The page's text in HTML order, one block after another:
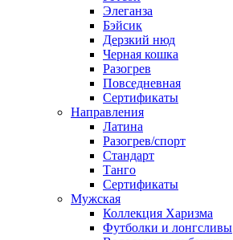
Элеганза
Бэйсик
Дерзкий нюд
Черная кошка
Разогрев
Повседневная
Сертификаты
Направления
Латина
Разогрев/спорт
Стандарт
Танго
Сертификаты
Мужская
Коллекция Харизма
Футболки и лонгсливы